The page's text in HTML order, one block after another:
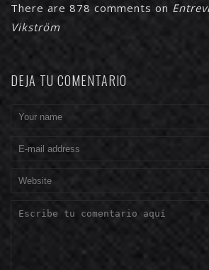
There are 878 comments on
Vikström
DEJA TU COMENTARIO